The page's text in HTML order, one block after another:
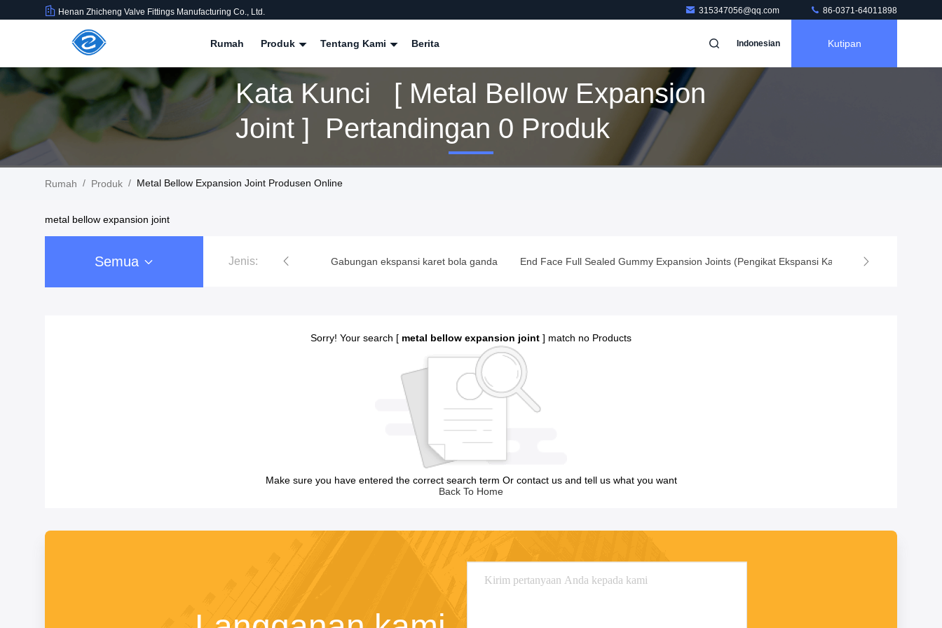
Henan Zhicheng Valve Fittings Manufacturing Co., Ltd. 315347056@qq.com 86-0371-64011898
Rumah Produk Tentang Kami Berita Indonesian Kutipan
Kata Kunci [ Metal Bellow Expansion
Joint ] Pertandingan 0 Produk
Rumah / Produk / Metal Bellow Expansion Joint Produsen Online
metal bellow expansion joint
Semua Jenis:
sambungan ekspansi karet Gabungan ekspansi karet bola ganda End Face Full Sealed Gummy Expansion Joints (Pengikat Ekspansi Karet yang Disegel Penuh)
Sorry! Your search [ metal bellow expansion joint ] match no Products
Make sure you have entered the correct search term Or contact us and tell us what you want
Back To Home